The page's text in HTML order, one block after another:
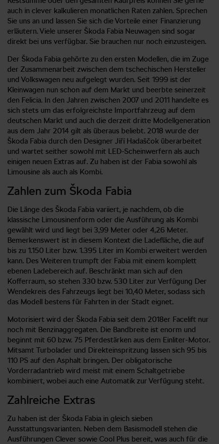
auch in clever kalkulieren monatlichen Raten zahlen. Sprechen
Sie uns an und lassen Sie sich die Vorteile einer Finanzierung
erläutern. Viele unserer Škoda Fabia Neuwagen sind sogar
direkt bei uns verfügbar. Sie brauchen nur noch einzusteigen.
Der Škoda Fabia gehörte zu den ersten Modellen, die im Zuge
der Zusammenarbeit zwischen dem tschechischen Hersteller
und Volkswagen neu aufgelegt wurden. Seit 1999 ist der
Kleinwagen nun schon auf dem Markt und beerbte seinerzeit
den Felicia. In den Jahren zwischen 2007 und 2011 handelte es
sich stets um das erfolgreichste Importfahrzeug auf dem
deutschen Markt und auch die derzeit dritte Modellgeneration
aus dem Jahr 2014 gilt als überaus beliebt. 2018 wurde der
Škoda Fabia durch den Designer Jiří Hadaščok überarbeitet
und wartet seither sowohl mit LED-Scheinwerfern als auch
einigen neuen Extras auf. Zu haben ist der Fabia sowohl als
Limousine als auch als Kombi.
Zahlen zum Škoda Fabia
Die Länge des Škoda Fabia variiert, je nachdem, ob die
klassische Limousinenform oder die Ausführung als Kombi
gewählt wird und liegt bei 3,99 Meter oder 4,26 Meter.
Bemerkenswert ist in diesem Kontext die Ladefläche, die auf
bis zu 1.150 Liter bzw. 1.395 Liter im Kombi erweitert werden
kann. Des Weiteren trumpft der Fabia mit einem komplett
ebenen Ladebereich auf. Beschränkt man sich auf den
Kofferraum, so stehen 330 bzw. 530 Liter zur Verfügung Der
Wendekreis des Fahrzeugs liegt bei 10,40 Meter, sodass sich
das Modell bestens für Fahrten in der Stadt eignet.
Motorisiert wird der Škoda Fabia seit dem 2018er Facelift nur
noch mit Benzinaggregaten. Die Bandbreite ist enorm und
beginnt mit 60 bzw. 75 Pferdestärken aus dem Einliter-Motor.
Mitsamt Turbolader und Direkteinspritzung lassen sich 95 bis
110 PS auf den Asphalt bringen. Der obligatorische
Vorderradantrieb wird meist mit einem Schaltgetriebe
kombiniert, wobei auch eine Automatik zur Verfügung steht.
Zahlreiche Extras
Zu haben ist der Škoda Fabia in gleich sieben
Ausstattungsvarianten. Neben dem Basismodell stehen die
Ausführungen Clever sowie Cool Plus bereit, was auch für die